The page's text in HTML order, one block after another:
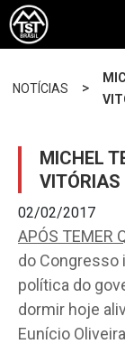
NOTÍCIAS >
MICHEL
VITÓRIAS
02/02/2017
APÓS TEMER
do Congresso
política do
dormir hoje
Eunício